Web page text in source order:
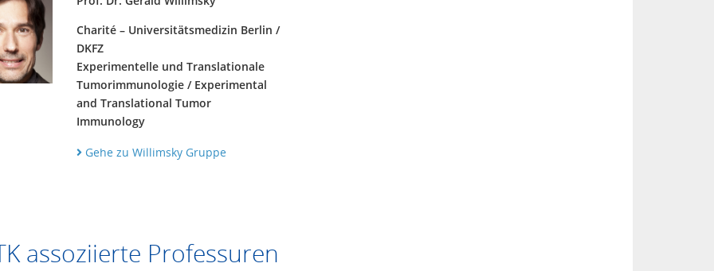
Charité – Universitätsmedizin Berlin /
DKFZ
Experimentelle und Translationale
Tumorimmunologie / Experimental
and Translational Tumor
Immunology
Gehe zu Willimsky Gruppe
assoziierte Professuren